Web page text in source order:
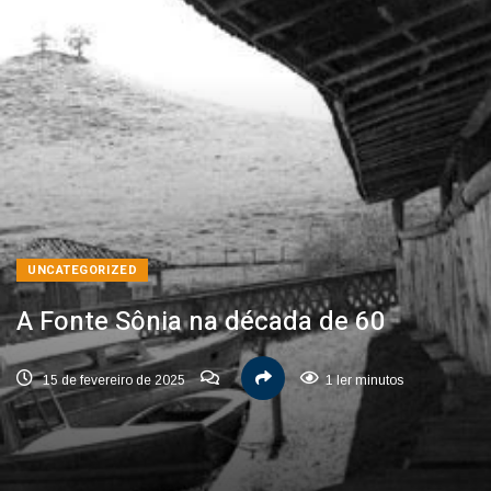
UNCATEGORIZED
A Fonte Sônia na década de 60
15 de fevereiro de 2025 1 ler minutos